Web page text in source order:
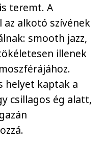
teremt. A
alkotó szívének
smooth jazz,
illenek
helyet kaptak a
csillagos ég alatt,